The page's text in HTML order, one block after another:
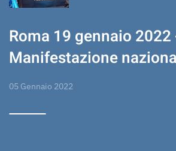
Roma 19 gennaio 2022
Manifestazione
05 Gennaio 2022